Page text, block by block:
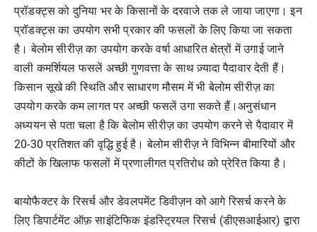
प्रॉडक्ट्स को दुनिया भर के किसानों के दरवाजे तक ले जाया जाएगा। इन
प्रॉडक्ट्स का उपयोग सभी प्रकार की फसलों के लिए किया जा सकता
है। बेलोम सीरीज़ का उपयोग करके वर्षा आधारित क्षेत्रों में उगाई जाने
वाली कमर्शियल फसलें अच्छी गुणवत्ता के साथ ज़्यादा पैदावार देती हैं।
किसान सूखे की स्थिति और साधारण मौसम में भी बेलोम सीरीज़ का
उपयोग करके कम लागत पर अच्छी फसलें उगा सकते हैं।अनुसंधान
अध्ययन से पता चला है कि बेलोम सीरीज़ का उपयोग करने से पैदावार में
20-30 प्रतिशत की वृद्धि हुई है। बेलोम सीरीज़ ने विभिन्न बीमारियों और
कीटों के खिलाफ फसलों में प्रणालीगत प्रतिरोध को प्रेरित किया है।
बायोफैक्टर के रिसर्च और डेवलपमेंट डिवीज़न को आगे रिसर्च करने के
लिए डिपार्टमेंट ऑफ़ साइंटिफिक इंडस्ट्रियल रिसर्च (डीएसआईआर) द्वारा